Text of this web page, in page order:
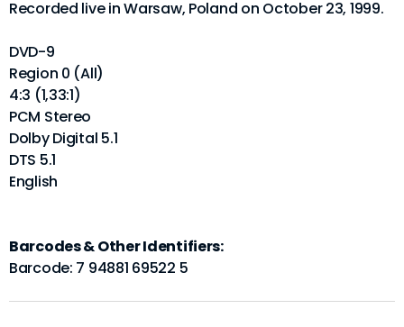
Recorded live in Warsaw, Poland on October 23, 1999.
DVD-9
Region 0 (All)
4:3 (1,33:1)
PCM Stereo
Dolby Digital 5.1
DTS 5.1
English
Barcodes & Other Identifiers:
Barcode: 7 94881 69522 5